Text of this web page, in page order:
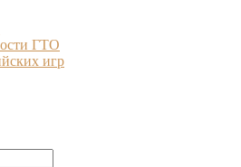
ГТО
игр